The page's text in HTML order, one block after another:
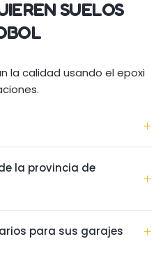
SUELOS
la calidad usando el epoxi
la provincia de
para sus garajes